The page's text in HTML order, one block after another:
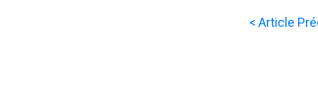
< Article